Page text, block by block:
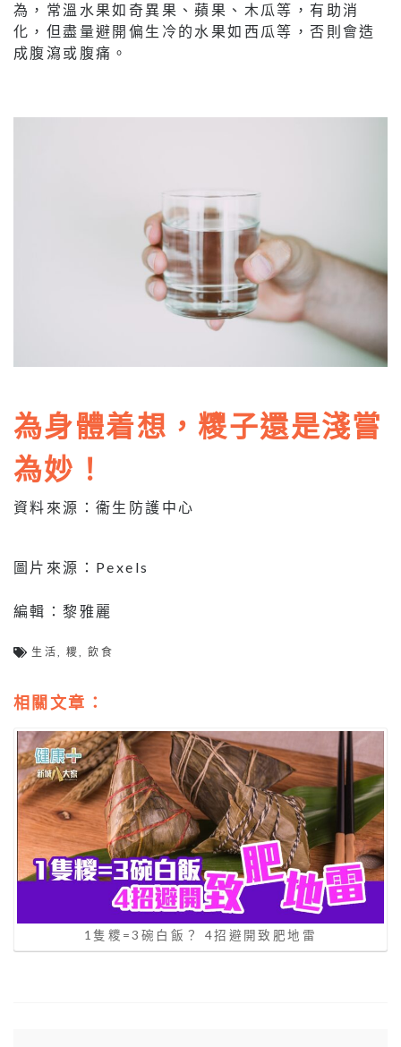
為，常溫水果如奇異果、蘋果、木瓜等，有助消
化，但盡量避開偏生冷的水果如西瓜等，否則會造
成腹瀉或腹痛。
為身體着想，糭子還是淺嘗
為妙！
資料來源：衞生防護中心
圖片來源：Pexels
編輯：黎雅麗
生活,糭,飲食
相關文章：
1隻糭=3碗白飯？ 4招避開致肥地雷